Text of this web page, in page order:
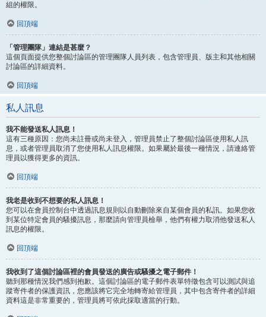
組的權限。
回頂端
「管理團隊」連結是甚麼？
這個頁面提供您整個討論區的管理團隊人員列表，包含管理員、版主和其他相關
討論區的詳細資料。
回頂端
私人訊息
我不能發送私人訊息！
這有三種原因：您尚未註冊或尚未登入，管理員禁止了整個討論區使用私人訊
息，或者管理員取消了您使用私人訊息權限。如果屬於最後一種情況，請連絡管
理員以獲得更多的資訊。
回頂端
我老是收到不想要的私人訊息！
您可以在會員控制台中透過訊息規則以自動刪除來自某個會員的私訊。如果您收
到某位特定會員的騷擾訊息，那麼請向管理員檢舉，他們有權力取消他發送私人
訊息的權限。
回頂端
我收到了這個討論區裡的會員發送的廣告或騷擾之電子郵件！
聽到那種情況我們感到抱歉。這個討論區的電子郵件表單特徵包含可以測試與追
蹤寄件者的保護資訊，您應該將它完全地轉寄給管理員，其中包含寄件者的詳細
資料這是非常重要的，管理員將可依此採取適當的行動。